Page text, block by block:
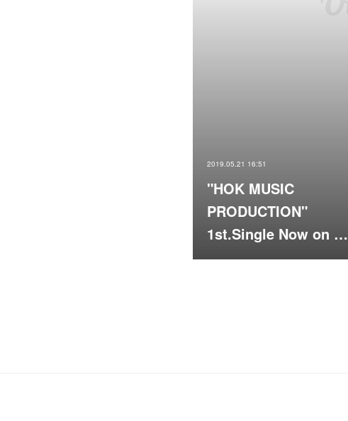
2019.05.21 16:51
"HOK MUSIC
PRODUCTION"
1st.Single Now on …